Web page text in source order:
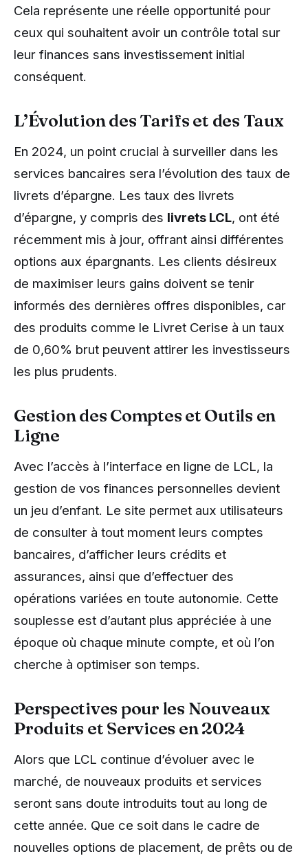
Cela représente une réelle opportunité pour
ceux qui souhaitent avoir un contrôle total sur
leur finances sans investissement initial
conséquent.
L’Évolution des Tarifs et des Taux
En 2024, un point crucial à surveiller dans les
services bancaires sera l’évolution des taux de
livrets d’épargne. Les taux des livrets
d’épargne, y compris des livrets LCL, ont été
récemment mis à jour, offrant ainsi différentes
options aux épargnants. Les clients désireux
de maximiser leurs gains doivent se tenir
informés des dernières offres disponibles, car
des produits comme le Livret Cerise à un taux
de 0,60% brut peuvent attirer les investisseurs
les plus prudents.
Gestion des Comptes et Outils en
Ligne
Avec l’accès à l’interface en ligne de LCL, la
gestion de vos finances personnelles devient
un jeu d’enfant. Le site permet aux utilisateurs
de consulter à tout moment leurs comptes
bancaires, d’afficher leurs crédits et
assurances, ainsi que d’effectuer des
opérations variées en toute autonomie. Cette
souplesse est d’autant plus appréciée à une
époque où chaque minute compte, et où l’on
cherche à optimiser son temps.
Perspectives pour les Nouveaux
Produits et Services en 2024
Alors que LCL continue d’évoluer avec le
marché, de nouveaux produits et services
seront sans doute introduits tout au long de
cette année. Que ce soit dans le cadre de
nouvelles options de placement, de prêts ou de